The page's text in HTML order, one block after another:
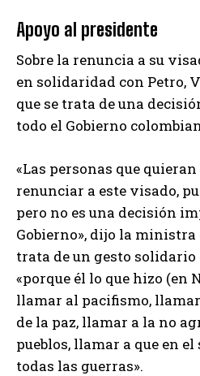
Apoyo al presidente
Sobre la renuncia a su
en solidaridad con Petro,
que se trata de una
todo el Gobierno
«Las personas que
renunciar a este visado,
pero no es una decisión
Gobierno», dijo la ministra
trata de un gesto
«porque él lo que hizo (en
llamar al pacifismo,
de la paz, llamar a la no
pueblos, llamar a que en
todas las guerras».